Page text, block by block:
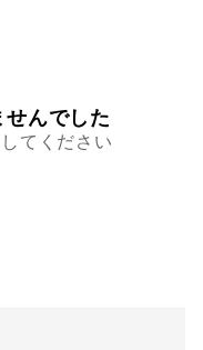
んでした
てください